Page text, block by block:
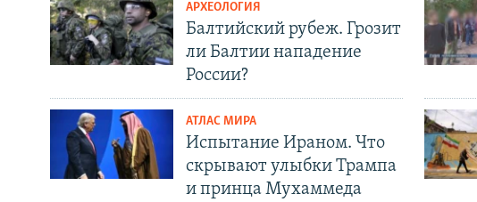
АРХЕОЛОГИЯ
Балтийский рубеж. Грозит
ли Балтии нападение
России?
АТЛАС МИРА
Испытание Ираном. Что
скрывают улыбки Трампа
и принца Мухаммеда